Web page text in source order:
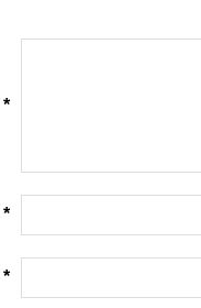
*
*
*